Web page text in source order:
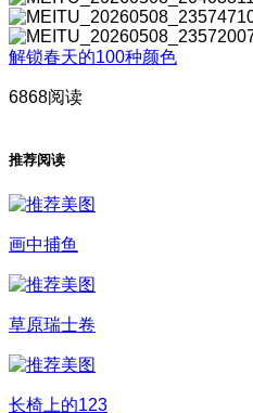
解锁春天的100种颜色
6868阅读
推荐阅读
画中捕鱼
草原瑞士卷
长椅上的123